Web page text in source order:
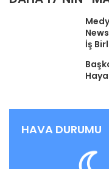
İş
HAVA DURUMU